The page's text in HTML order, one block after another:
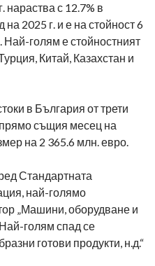
нараства с 12.7% в
2025 г. и е на стойност 6
Най-голям е стойностният
Китай, Казахстан и
в България от трети
същия месец на
на 2 365.6 млн. евро.
Стандартната
най-голямо
„Машини, оборудване и
голям спад се
готови продукти, н.д.“